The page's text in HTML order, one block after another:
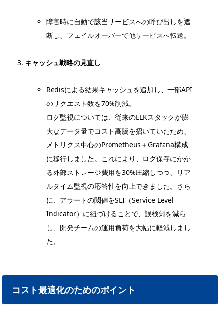
障害時に自動で該当サービスへの呼び出しを遮
断し、フェイルオーバーで他サービスへ転送。
キャッシュ戦略の見直し
Redisによる結果キャッシュを追加し、一部API
のリクエスト数を70%削減。
ログ監視については、従来のELKスタックが膨
大なデータ量でコスト高騰を招いていたため、
メトリクス中心のPrometheus＋Grafana構成
に移行しました。これにより、ログ保存にかか
る外部ストレージ費用を30%圧縮しつつ、リア
ルタイム監視の応答性を向上できました。さら
に、アラートの閾値をSLI（Service Level
Indicator）に紐づけることで、誤検知を減ら
し、開発チームの運用負荷を大幅に軽減しまし
た。
コスト最適化のためのポイント